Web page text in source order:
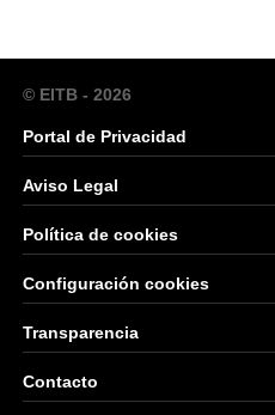
© EITB - 2026
Portal de Privacidad
Aviso Legal
Política de cookies
Configuración cookies
Transparencia
Contacto